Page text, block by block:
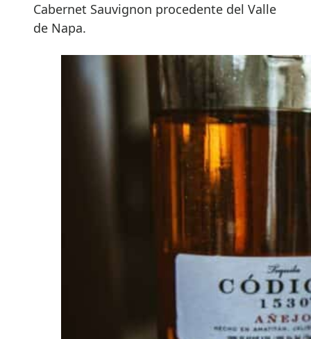
Cabernet Sauvignon procedente del Valle
de Napa.